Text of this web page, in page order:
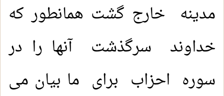
مدینه خارج گشت همانطور که
خداوند سرگذشت آنها را در
سوره احزاب برای ما بیان می